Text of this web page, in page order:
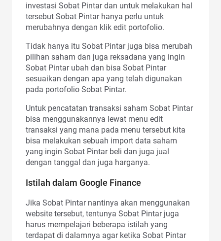
investasi Sobat Pintar dan untuk melakukan hal
tersebut Sobat Pintar hanya perlu untuk
merubahnya dengan klik edit portofolio.
Tidak hanya itu Sobat Pintar juga bisa merubah
pilihan saham dan juga reksadana yang ingin
Sobat Pintar ubah dan bisa Sobat Pintar
sesuaikan dengan apa yang telah digunakan
pada portofolio Sobat Pintar.
Untuk pencatatan transaksi saham Sobat Pintar
bisa menggunakannya lewat menu edit
transaksi yang mana pada menu tersebut kita
bisa melakukan sebuah import data saham
yang ingin Sobat Pintar beli dan juga jual
dengan tanggal dan juga harganya.
Istilah dalam Google Finance
Jika Sobat Pintar nantinya akan menggunakan
website tersebut, tentunya Sobat Pintar juga
harus mempelajari beberapa istilah yang
terdapat di dalamnya agar ketika Sobat Pintar